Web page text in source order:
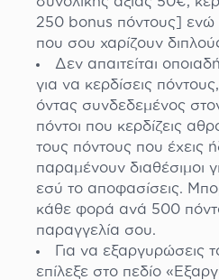
250 bonus πόντους] ενώ
που σου χαρίζουν
Δεν απαιτείται
για να κερδίσεις
όντας συνδεδεμένος
πόντοι που κερδίζεις
τους πόντους που έχεις
παραμένουν διαθέσιμοι
εσύ το αποφασίσεις.
κάθε φορά ανά 500
παραγγελία σου.
Για να εξαργυρώσεις
επίλεξε στο πεδίο